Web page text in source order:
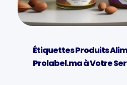
Étiquettes Produits
Prolabel.ma à Votre